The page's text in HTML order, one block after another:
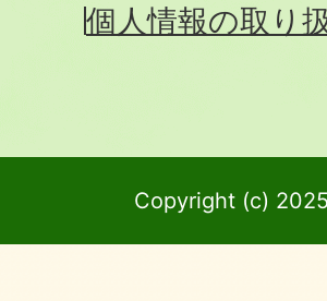
個人情報の取り
Copyright (c)